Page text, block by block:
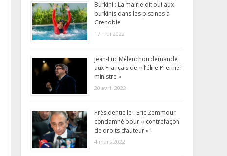
Burkini : La mairie dit oui aux
burkinis dans les piscines à
Grenoble
17 mai 2022
Jean-Luc Mélenchon demande
aux Français de « l’élire Premier
ministre »
20 avril 2022
Présidentielle : Eric Zemmour
condamné pour « contrefaçon
de droits d’auteur » !
4 mars 2022